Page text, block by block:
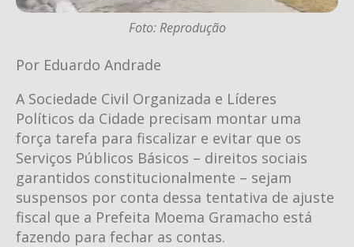
Foto: Reprodução
Por Eduardo Andrade
A Sociedade Civil Organizada e Líderes
Políticos da Cidade precisam montar uma
força tarefa para fiscalizar e evitar que os
Serviços Públicos Básicos – direitos sociais
garantidos constitucionalmente – sejam
suspensos por conta dessa tentativa de ajuste
fiscal que a Prefeita Moema Gramacho está
fazendo para fechar as contas.